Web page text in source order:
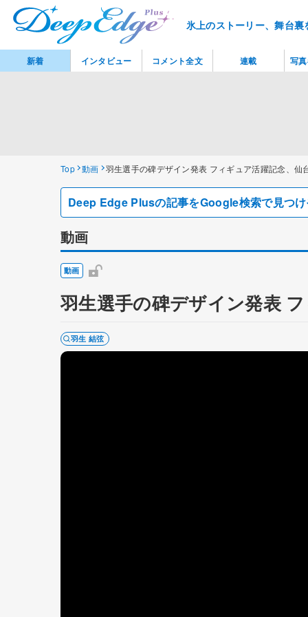
氷上のストーリー、舞台
Top 動画 羽生選手の碑デザイン発表 フィギュア活躍記念、仙
Deep Edge Plusの記事をGoogle検索で見つ
動画
動画
羽生選手の碑デザイン発表
羽生 結弦
新着 インタビュー コメント全文 連載 写